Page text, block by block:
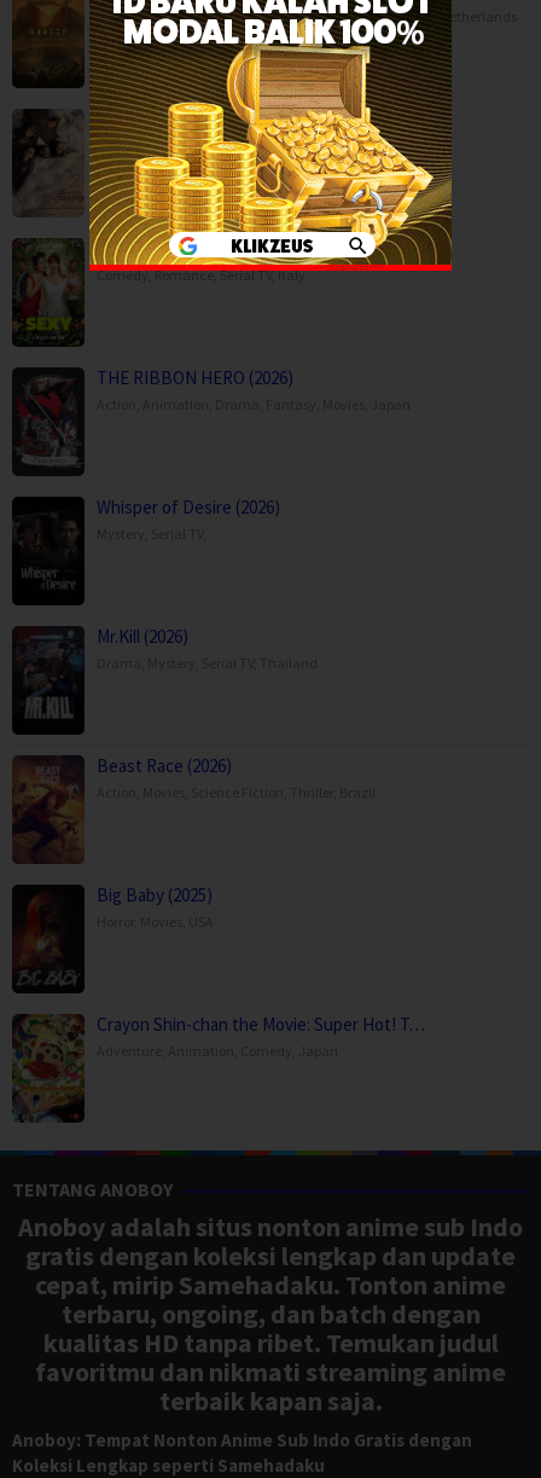
Animation,Horror,Movies,Music,War,Belgium,France,Netherlands
Moda Kavida Vaatavarana (2026)
Drama,Movies,Romance,Science Fiction,
Still Sexy (2026)
Comedy,Romance,Serial TV,Italy
THE RIBBON HERO (2026)
Whisper of Desire (2026)
Mr.Kill (2026)
Beast Race (2026)
Big Baby (2025)
Crayon Shin-chan the Movie: Super Hot! T…
TENTANG ANOBOY
Anoboy adalah situs nonton anime sub Indo
gratis dengan koleksi lengkap dan update
cepat, mirip Samehadaku. Tonton anime
terbaru, ongoing, dan batch dengan
kualitas HD tanpa ribet. Temukan judul
favoritmu dan nikmati streaming anime
terbaik kapan saja.
Anoboy: Tempat Nonton Anime Sub Indo Gratis dengan
Koleksi Lengkap seperti Samehadaku